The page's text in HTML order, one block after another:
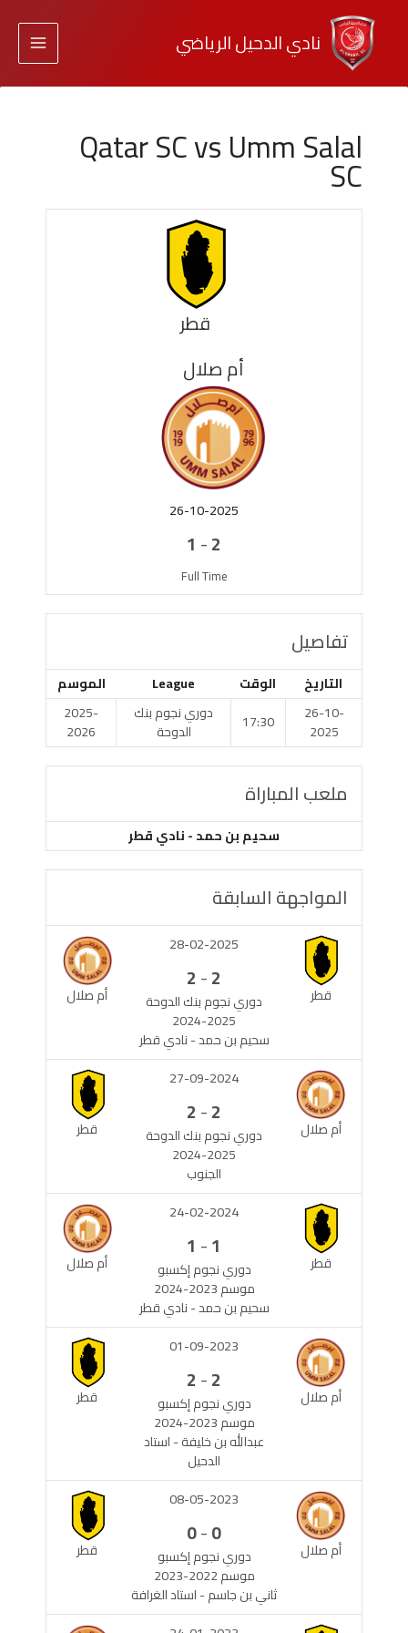
نادي الدحيل الرياضي
Qatar SC vs Umm Salal
SC
قطر
أم صلال
26-10-2025
2
-
1
Full Time
تفاصيل
التاريخ الوقت League
الموسم
26-10-
2025
17:30
دوري نجوم بنك
الدوحة
2025-
2026
ملعب المباراة
سحيم بن حمد - نادي قطر
المواجهة السابقة
قطر أم صلال
28-02-2025
2
-
2
دوري نجوم بنك الدوحة
2024-2025
سحيم بن حمد - نادي قطر
أم صلال قطر
27-09-2024
2
-
2
دوري نجوم بنك الدوحة
2024-2025
الجنوب
قطر أم صلال
24-02-2024
1
-
1
دوري نجوم إكسبو
موسم 2023-2024
سحيم بن حمد - نادي قطر
أم صلال قطر
01-09-2023
2
-
2
دوري نجوم إكسبو
موسم 2023-2024
عبدالله بن خليفة - استاد
الدحيل
أم صلال قطر
08-05-2023
0
-
0
دوري نجوم إكسبو
موسم 2022-2023
ثاني بن جاسم - استاد الغرافة